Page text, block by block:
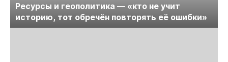
Ресурсы и геополитика — «кто не учит
историю, тот обречён повторять её ошибки»